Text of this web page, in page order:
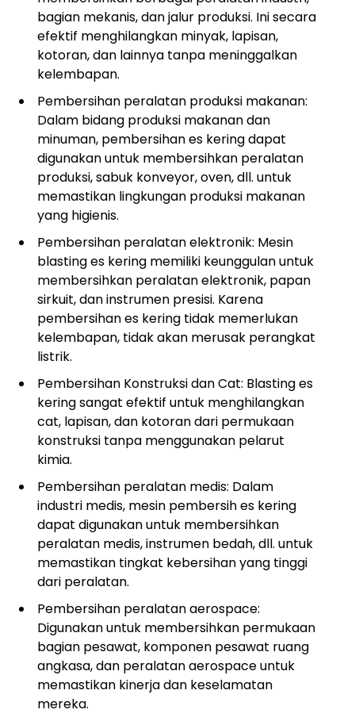
bagian mekanis, dan jalur produksi. Ini secara
efektif menghilangkan minyak, lapisan,
kotoran, dan lainnya tanpa meninggalkan
kelembapan.
Pembersihan peralatan produksi makanan:
Dalam bidang produksi makanan dan
minuman, pembersihan es kering dapat
digunakan untuk membersihkan peralatan
produksi, sabuk konveyor, oven, dll. untuk
memastikan lingkungan produksi makanan
yang higienis.
Pembersihan peralatan elektronik: Mesin
blasting es kering memiliki keunggulan untuk
membersihkan peralatan elektronik, papan
sirkuit, dan instrumen presisi. Karena
pembersihan es kering tidak memerlukan
kelembapan, tidak akan merusak perangkat
listrik.
Pembersihan Konstruksi dan Cat: Blasting es
kering sangat efektif untuk menghilangkan
cat, lapisan, dan kotoran dari permukaan
konstruksi tanpa menggunakan pelarut
kimia.
Pembersihan peralatan medis: Dalam
industri medis, mesin pembersih es kering
dapat digunakan untuk membersihkan
peralatan medis, instrumen bedah, dll. untuk
memastikan tingkat kebersihan yang tinggi
dari peralatan.
Pembersihan peralatan aerospace:
Digunakan untuk membersihkan permukaan
bagian pesawat, komponen pesawat ruang
angkasa, dan peralatan aerospace untuk
memastikan kinerja dan keselamatan
mereka.